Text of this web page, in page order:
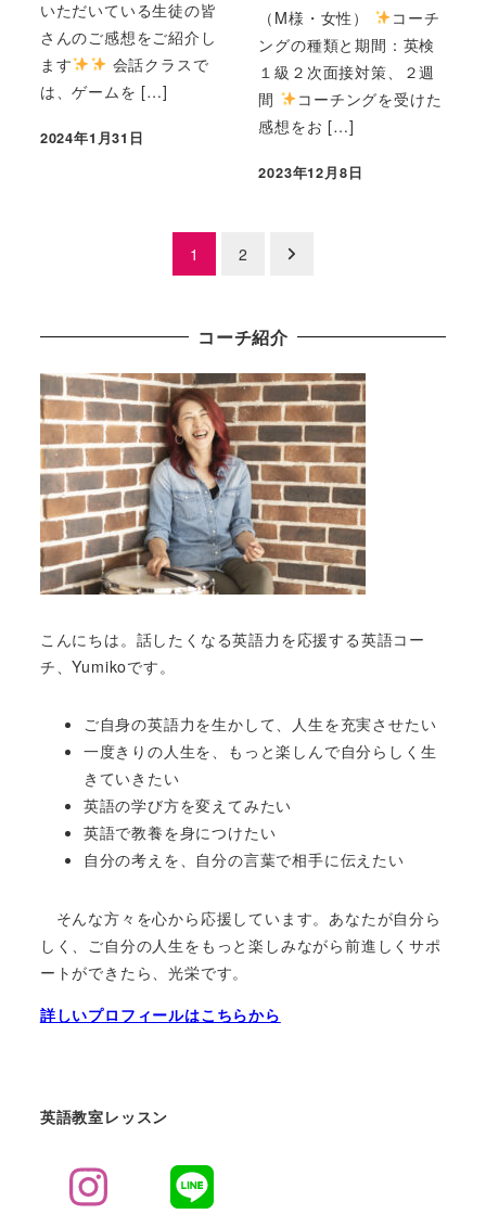
いただいている生徒の皆
さんのご感想をご紹介し
ます
会話クラスで
は、ゲームを […]
2024年1月31日
（M様・女性）
コーチ
ングの種類と期間：英検
１級２次面接対策、２週
間
コーチングを受けた
感想をお […]
2023年12月8日
の
ペ
ー
ジ
送
り
1 2
コーチ紹介
こんにちは。話したくなる英語力を応援する英語コー
チ、Yumikoです。
ご自身の英語力を生かして、人生を充実させたい
一度きりの人生を、もっと楽しんで自分らしく生
きていきたい
英語の学び方を変えてみたい
英語で教養を身につけたい
自分の考えを、自分の言葉で相手に伝えたい
そんな方々を心から応援しています。あなたが自分ら
しく、ご自分の人生をもっと楽しみながら前進しくサポ
ートができたら、光栄です。
詳しいプロフィールはこちらから
英語教室レッスン